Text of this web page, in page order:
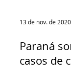
13 de nov. de 2020